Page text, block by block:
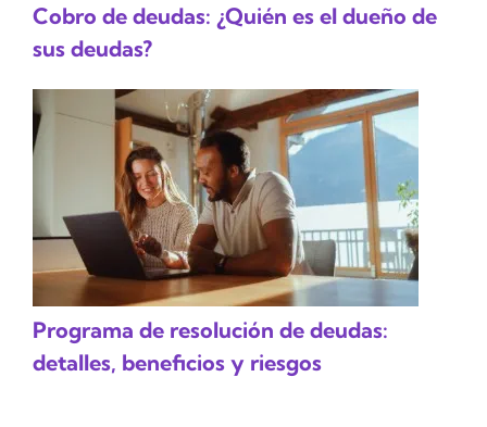
Cobro de deudas: ¿Quién es el dueño de
sus deudas?
Programa de resolución de deudas:
detalles, beneficios y riesgos